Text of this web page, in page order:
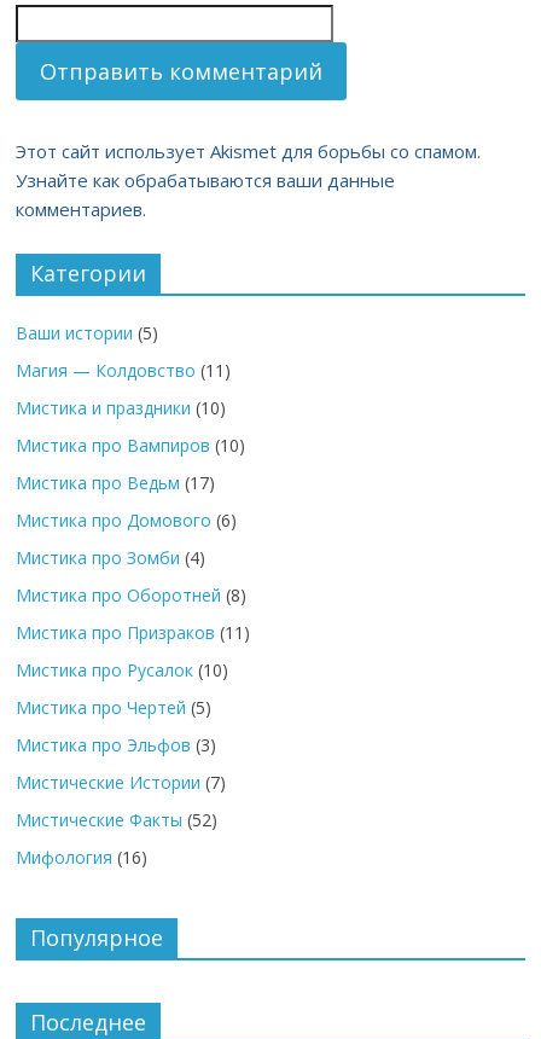
Этот сайт использует Akismet для борьбы со спамом.
Узнайте как обрабатываются ваши данные
комментариев.
Категории
Ваши истории (5)
Магия — Колдовство (11)
Мистика и праздники (10)
Мистика про Вампиров (10)
Мистика про Ведьм (17)
Мистика про Домового (6)
Мистика про Зомби (4)
Мистика про Оборотней (8)
Мистика про Призраков (11)
Мистика про Русалок (10)
Мистика про Чертей (5)
Мистика про Эльфов (3)
Мистические Истории (7)
Мистические Факты (52)
Мифология (16)
Популярное
Последнее